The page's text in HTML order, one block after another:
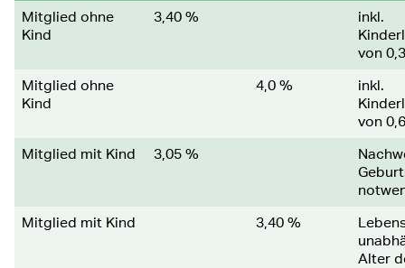
Mitglied ohne
Kind
3,40 %
inkl.
von
Mitglied ohne
Kind
4,0 %
inkl.
von
​Mitglied mit Kind
3,05 %
Mitglied mit Kind
3,40 %
Alter